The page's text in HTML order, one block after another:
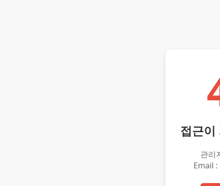
접근이
관리
Email